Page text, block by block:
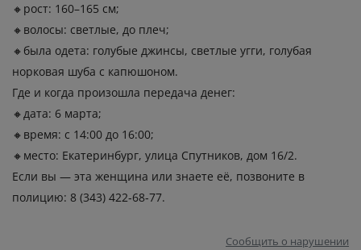
🔸рост: 160–165 см;
🔸волосы: светлые, до плеч;
🔸была одета: голубые джинсы, светлые угги, голубая
норковая шуба с капюшоном.
Где и когда произошла передача денег:
🔸дата: 6 марта;
🔸время: с 14:00 до 16:00;
🔸место: Екатеринбург, улица Спутников, дом 16/2.
Если вы — эта женщина или знаете её, позвоните в
полицию: 8 (343) 422‑68‑77.
Сообщить о нарушении